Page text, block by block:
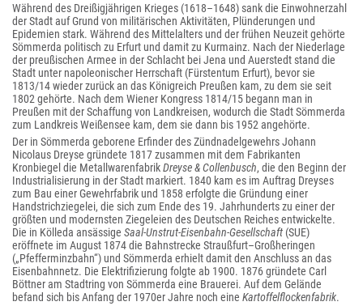
Während des Dreißigjährigen Krieges (1618–1648) sank die Einwohnerzahl
der Stadt auf Grund von militärischen Aktivitäten, Plünderungen und
Epidemien stark. Während des Mittelalters und der frühen Neuzeit gehörte
Sömmerda politisch zu Erfurt und damit zu Kurmainz. Nach der Niederlage
der preußischen Armee in der Schlacht bei Jena und Auerstedt stand die
Stadt unter napoleonischer Herrschaft (Fürstentum Erfurt), bevor sie
1813/14 wieder zurück an das Königreich Preußen kam, zu dem sie seit
1802 gehörte. Nach dem Wiener Kongress 1814/15 begann man in
Preußen mit der Schaffung von Landkreisen, wodurch die Stadt Sömmerda
zum Landkreis Weißensee kam, dem sie dann bis 1952 angehörte.
Der in Sömmerda geborene Erfinder des Zündnadelgewehrs Johann
Nicolaus Dreyse gründete 1817 zusammen mit dem Fabrikanten
Kronbiegel die MetallwarenfabrikDreyse & Collenbusch, die den Beginn der
Industrialisierung in der Stadt markiert. 1840 kam es im Auftrag Dreyses
zum Bau einer Gewehrfabrik und 1858 erfolgte die Gründung einer
Handstrichziegelei, die sich zum Ende des 19. Jahrhunderts zu einer der
größten und modernsten Ziegeleien des Deutschen Reiches entwickelte.
Die in Kölleda ansässige Saal-Unstrut-Eisenbahn-Gesellschaft (SUE)
eröffnete im August 1874 die Bahnstrecke Straußfurt–Großheringen
(„Pfefferminzbahn“) und Sömmerda erhielt damit den Anschluss an das
Eisenbahnnetz. Die Elektrifizierung folgte ab 1900. 1876 gründete Carl
Böttner am Stadtring von Sömmerda eine Brauerei. Auf dem Gelände
befand sich bis Anfang der 1970er Jahre noch eine Kartoffelflockenfabrik.